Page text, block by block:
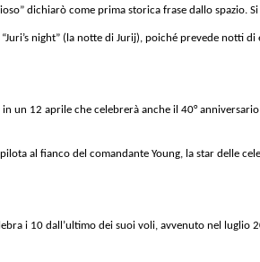
dichiarò come prima storica frase dallo spazio.
night” (la notte di Jurij), poiché prevede notti
in un 12 aprile che celebrerà anche il 40°
al fianco del comandante Young, la star delle
i 10 dall’ultimo dei suoi voli, avvenuto nel